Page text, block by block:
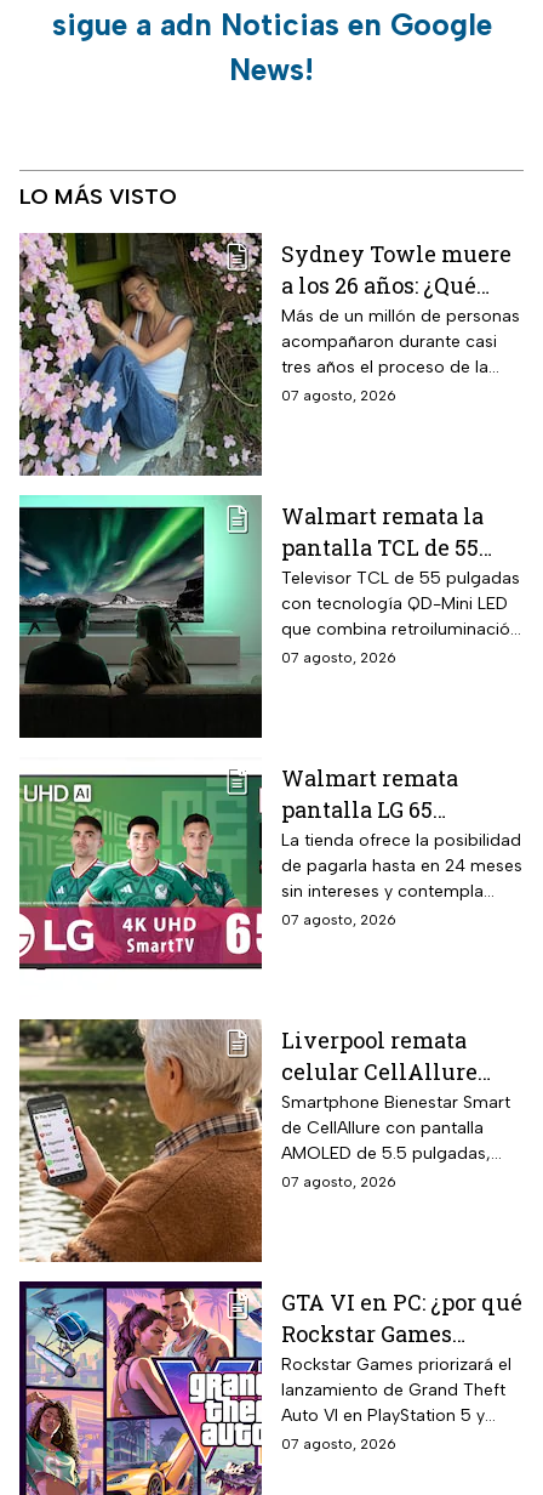
sigue a adn Noticias en Google
News!
LO MÁS VISTO
Sydney Towle muere
a los 26 años: ¿Qué
cáncer padecía la
estrella de TikTok?
Más de un millón de personas
acompañaron durante casi
tres años el proceso de la
creadora: tratamientos,
07 agosto, 2026
Walmart remata la
pantalla TCL de 55
pulgadas 4K QD-Mini
Led con $6,600 de
descuento en línea y
hasta 24 meses sin
Televisor TCL de 55 pulgadas
con tecnología QD-Mini LED
que combina retroiluminación
Mini LED de casi precisión
plataforma Google TV.
07 agosto, 2026
Walmart remata
pantalla LG 65
pulgadas UHD 4K con
funciones de
inteligencia artificial
ThinQ
La tienda ofrece la posibilidad
de pagarla hasta en 24 meses
sin intereses y contempla
devoluciones hasta 30 días
07 agosto, 2026
Liverpool remata
celular CellAllure
Smart AMOLED 5.5
pulgadas con botón
SOS, ideal para adultos
mayores: rebaja de 55%
Smartphone Bienestar Smart
de CellAllure con pantalla
AMOLED de 5.5 pulgadas,
sistema operativo Android 13
ubicado en la parte trasera
del equipo que activa llamada
automática al contacto de
emergencia junto con alarma
sonora potente.
07 agosto, 2026
GTA VI en PC: ¿por qué
Rockstar Games
decidió priorizar
PlayStation 5 y Xbox
Series X?
Rockstar Games priorizará el
lanzamiento de Grand Theft
Auto VI en PlayStation 5 y
Xbox Series X/S el 19 de
07 agosto, 2026